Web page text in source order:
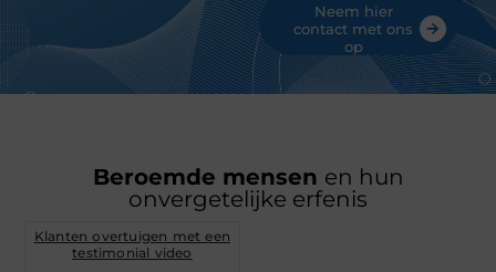
Neem hier
contact met ons
op
Beroemde mensen en hun
onvergetelijke erfenis
Klanten overtuigen met een
testimonial video